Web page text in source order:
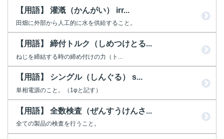
【用語】 灌漑（かんがい） irr...
田畑に外部から人工的に水を供給すること。
【用語】 締付トルク（しめつけとる...
ねじを締結する時の締め付けの力（ト...
【用語】 シングル（しんぐる） s...
単相電源のこと。（1φと記す）
【用語】 全数検査（ぜんすうけんさ...
全ての製品の検査を行うこと。